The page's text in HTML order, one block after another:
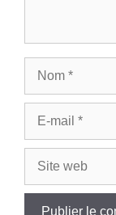
Nom
Site